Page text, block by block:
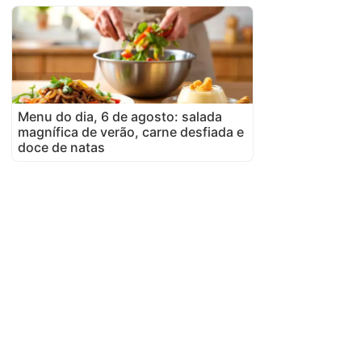
Menu do dia, 6 de agosto: salada
magnífica de verão, carne desfiada e
doce de natas